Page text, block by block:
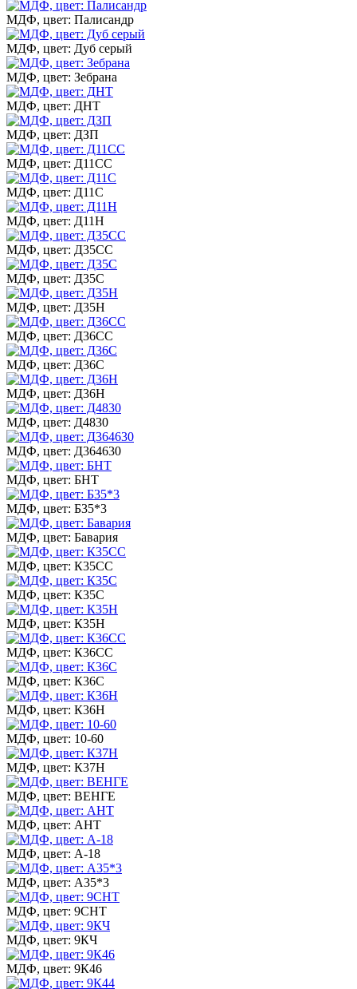
МДФ, цвет: Палисандр
МДФ, цвет: Дуб серый
МДФ, цвет: Зебрана
МДФ, цвет: ДНТ
МДФ, цвет: ДЗП
МДФ, цвет: Д11СС
МДФ, цвет: Д11С
МДФ, цвет: Д11Н
МДФ, цвет: Д35СС
МДФ, цвет: Д35С
МДФ, цвет: Д35Н
МДФ, цвет: Д36СС
МДФ, цвет: Д36С
МДФ, цвет: Д36Н
МДФ, цвет: Д4830
МДФ, цвет: Д364630
МДФ, цвет: БНТ
МДФ, цвет: Б35*3
МДФ, цвет: Бавария
МДФ, цвет: К35СС
МДФ, цвет: К35С
МДФ, цвет: К35Н
МДФ, цвет: К36СС
МДФ, цвет: К36С
МДФ, цвет: К36Н
МДФ, цвет: 10-60
МДФ, цвет: К37Н
МДФ, цвет: ВЕНГЕ
МДФ, цвет: АНТ
МДФ, цвет: А-18
МДФ, цвет: А35*3
МДФ, цвет: 9СНТ
МДФ, цвет: 9КЧ
МДФ, цвет: 9К46